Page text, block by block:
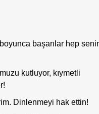
başarılar hep
kutluyor, kıymetli
Dinlenmeyi hak ettin!